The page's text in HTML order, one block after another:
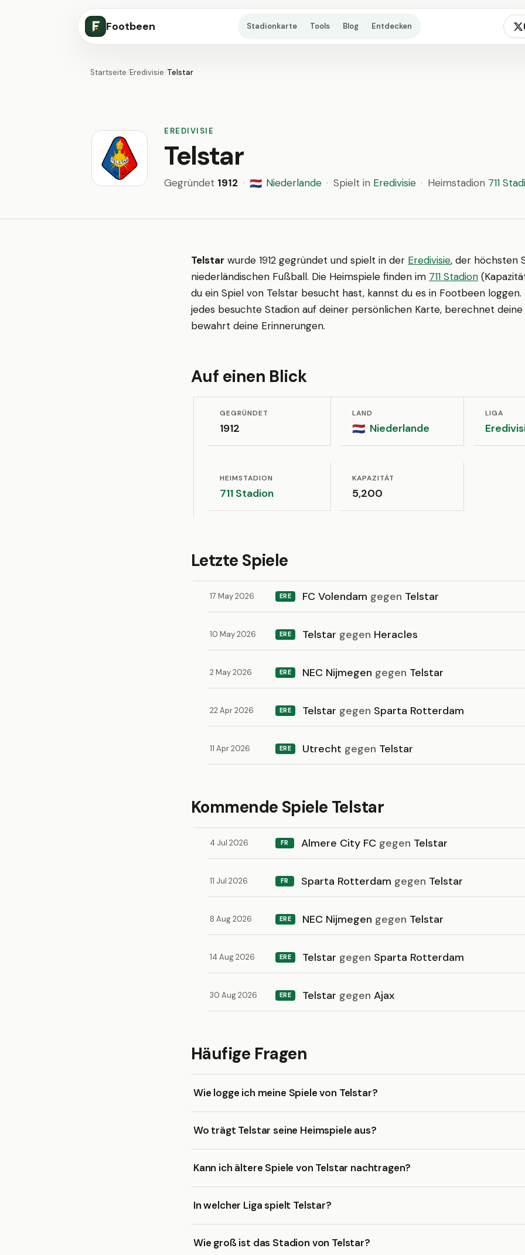
Footbeen Stadionkarte Tools Blog Entdecken
Startseite/Eredivisie/Telstar
EREDIVISIE
Telstar
Gegründet 1912 · 🇳🇱 Niederlande · Spielt in Eredivisie · Heimstadion 711
Telstar wurde 1912 gegründet und spielt in der Eredivisie, der höchsten
niederländischen Fußball. Die Heimspiele finden im 711 Stadion
du ein Spiel von Telstar besucht hast, kannst du es in Footbeen loggen.
jedes besuchte Stadion auf deiner persönlichen Karte, berechnet
bewahrt deine Erinnerungen.
Auf einen Blick
GEGRÜNDET
1912
LAND
🇳🇱 Niederlande
LIGA
HEIMSTADION
711 Stadion
KAPAZITÄT
5,200
Letzte Spiele
17 May 2026 ERE FC Volendam gegen Telstar
10 May 2026 ERE Telstar gegen Heracles
2 May 2026 ERE NEC Nijmegen gegen Telstar
22 Apr 2026 ERE Telstar gegen Sparta Rotterdam
11 Apr 2026 ERE Utrecht gegen Telstar
Kommende Spiele Telstar
4 Jul 2026 FR Almere City FC gegen Telstar
11 Jul 2026 FR Sparta Rotterdam gegen Telstar
8 Aug 2026 ERE NEC Nijmegen gegen Telstar
14 Aug 2026 ERE Telstar gegen Sparta Rotterdam
30 Aug 2026 ERE Telstar gegen Ajax
Häufige Fragen
Wie logge ich meine Spiele von Telstar?
Wo trägt Telstar seine Heimspiele aus?
Kann ich ältere Spiele von Telstar nachtragen?
In welcher Liga spielt Telstar?
Wie groß ist das Stadion von Telstar?